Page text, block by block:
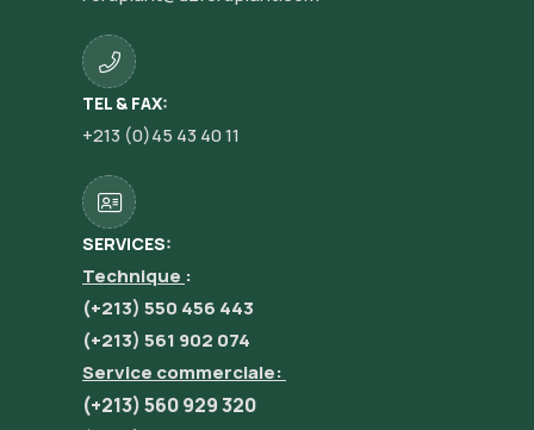
TEL & FAX:
+213 (0)45 43 40 11
SERVICES:
Technique :
(+213) 550 456 443
(+213) 561 902 074
Service commerciale:
(+213) 560 929 320